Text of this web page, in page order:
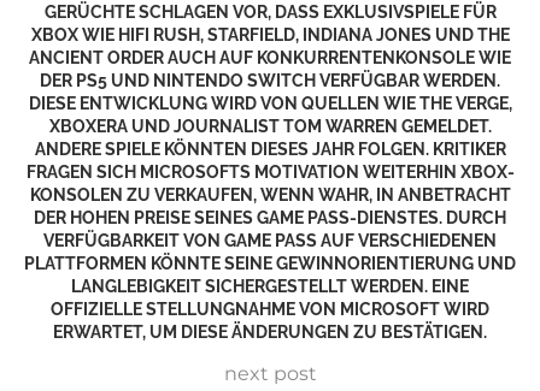
GERÜCHTE SCHLAGEN VOR, DASS EXKLUSIVSPIELE FÜR
XBOX WIE HIFI RUSH, STARFIELD, INDIANA JONES UND THE
ANCIENT ORDER AUCH AUF KONKURRENTENKONSOLE WIE
DER PS5 UND NINTENDO SWITCH VERFÜGBAR WERDEN.
DIESE ENTWICKLUNG WIRD VON QUELLEN WIE THE VERGE,
XBOXERA UND JOURNALIST TOM WARREN GEMELDET.
ANDERE SPIELE KÖNNTEN DIESES JAHR FOLGEN. KRITIKER
FRAGEN SICH MICROSOFTS MOTIVATION WEITERHIN XBOX-
KONSOLEN ZU VERKAUFEN, WENN WAHR, IN ANBETRACHT
DER HOHEN PREISE SEINES GAME PASS-DIENSTES. DURCH
VERFÜGBARKEIT VON GAME PASS AUF VERSCHIEDENEN
PLATTFORMEN KÖNNTE SEINE GEWINNORIENTIERUNG UND
LANGLEBIGKEIT SICHERGESTELLT WERDEN. EINE
OFFIZIELLE STELLUNGNAHME VON MICROSOFT WIRD
ERWARTET, UM DIESE ÄNDERUNGEN ZU BESTÄTIGEN.
next post